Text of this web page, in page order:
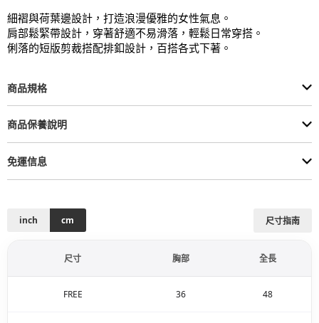
細褶與荷葉邊設計，打造浪漫優雅的女性氣息。
肩部鬆緊帶設計，穿著舒適不易滑落，輕鬆日常穿搭。
俐落的短版剪裁搭配排釦設計，百搭各式下著。
商品規格
商品保養說明
免運信息
尺寸指南
inch cm
尺寸 胸部 全長
FREE 36 48